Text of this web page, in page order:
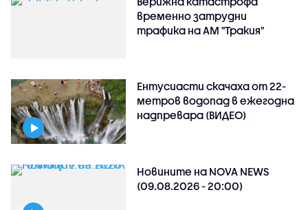
временно затрудни
трафика на АМ "Тракия"
Ентусиасти скачаха от 22-
метров водопад в ежегодна
надпревара (ВИДЕО)
Новините на NOVA NEWS
(09.08.2026 - 20:00)